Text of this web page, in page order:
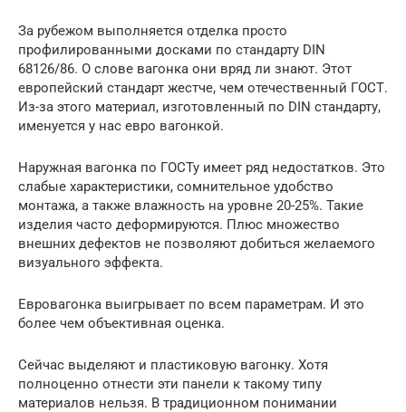
За рубежом выполняется отделка просто
профилированными досками по стандарту DIN
68126/86. О слове вагонка они вряд ли знают. Этот
европейский стандарт жестче, чем отечественный ГОСТ.
Из-за этого материал, изготовленный по DIN стандарту,
именуется у нас евро вагонкой.
Наружная вагонка по ГОСТу имеет ряд недостатков. Это
слабые характеристики, сомнительное удобство
монтажа, а также влажность на уровне 20-25%. Такие
изделия часто деформируются. Плюс множество
внешних дефектов не позволяют добиться желаемого
визуального эффекта.
Евровагонка выигрывает по всем параметрам. И это
более чем объективная оценка.
Сейчас выделяют и пластиковую вагонку. Хотя
полноценно отнести эти панели к такому типу
материалов нельзя. В традиционном понимании